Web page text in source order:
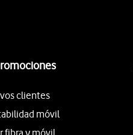
clientes
móvil
fibra y móvil